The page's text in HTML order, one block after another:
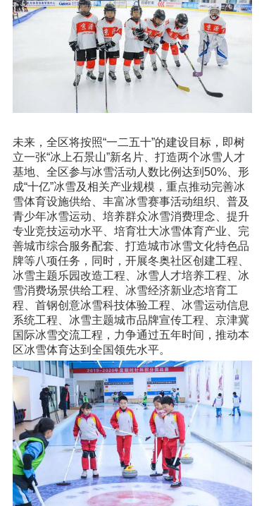
未来，全区将按照“一二五十”的建设目标，即树
立一张“冰上石景山”新名片、打造两个冰雪人才
基地、全区参与冰雪活动人数比例达到50%、形
成“十亿”冰雪及相关产业规模，重点推动完善冰
雪体育设施供给、丰富冰雪赛事活动组织、普及
青少年冰雪运动、培养群众冰雪消费理念、提升
专业竞技运动水平、培育壮大冰雪体育产业、完
善城市综合服务配套、打造城市冰雪文化特色品
牌等八项任务，同时，开展冬奥社区创建工程、
冰雪主题乐园改造工程、冰雪人才培养工程、冰
雪消费场景供给工程、冰雪经济新业态培育工
程、首钢创意冰雪科技体验工程、冰雪运动信息
系统工程、冰雪主题城市品牌宣传工程、京津冀
国际冰雪交流工程，力争通过五年时间，推动本
区冰雪体育达到全国领先水平。